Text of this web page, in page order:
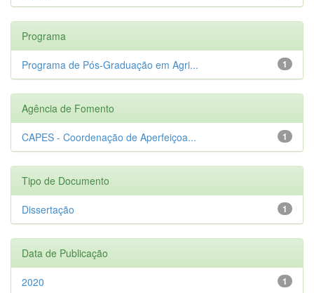
Programa
1
Programa de Pós-Graduação em Agri...
Agência de Fomento
1
CAPES - Coordenação de Aperfeiçoa...
Tipo de Documento
1
Dissertação
Data de Publicação
1
2020